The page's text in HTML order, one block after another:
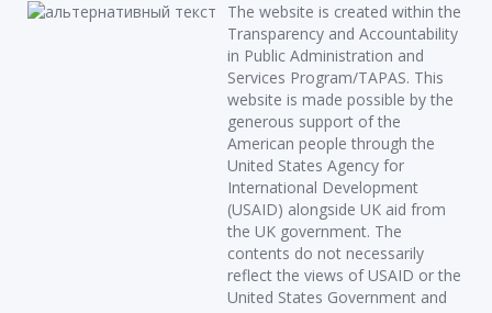
The website is created within the
Transparency and Accountability
in Public Administration and
Services Program/TAPAS. This
website is made possible by the
generous support of the
American people through the
United States Agency for
International Development
(USAID) alongside UK aid from
the UK government. The
contents do not necessarily
reflect the views of USAID or the
United States Government and